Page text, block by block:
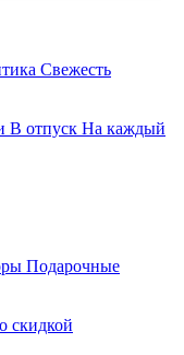
Свежесть
В отпуск На каждый
Подарочные
скидкой